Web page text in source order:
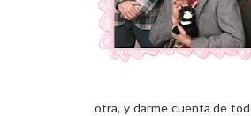
otra, y darme cuenta de